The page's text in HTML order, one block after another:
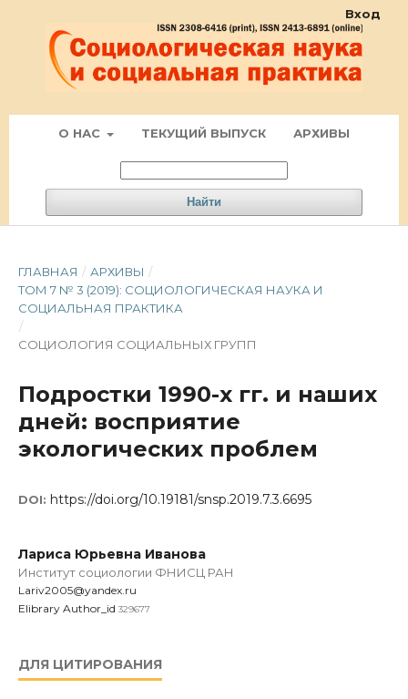
О НАС ТЕКУЩИЙ ВЫПУСК АРХИВЫ
Найти
Вход
ГЛАВНАЯ / АРХИВЫ /
ТОМ 7 № 3 (2019): СОЦИОЛОГИЧЕСКАЯ НАУКА И
СОЦИАЛЬНАЯ ПРАКТИКА
/
СОЦИОЛОГИЯ СОЦИАЛЬНЫХ ГРУПП
Подростки 1990-х гг. и наших
дней: восприятие
экологических проблем
DOI: https://doi.org/10.19181/snsp.2019.7.3.6695
Лариса Юрьевна Иванова
Институт социологии ФНИСЦ РАН
Lariv2005@yandex.ru
Elibrary Author_id 329677
ДЛЯ ЦИТИРОВАНИЯ